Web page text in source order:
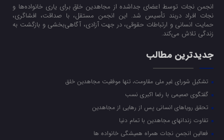
انجمن نجات توسط اعضای جداشده از مجاهدین خلق برای یاری خانواده‌ها و
نجات افراد دربند تأسیس شد. این انجمن مستقل، با صداقت، افشاگری،
حمایت انسانی و ارتباطات حقوقی، در جهت آزادی، آگاهی‌بخشی و بازگشت به
زندگی تلاش می‌کند.
جدیدترین مطالب
تشکیل شورای غیر ملی مقاومت، تنها موفقیت مجاهدین خلق
گفتگوی صمیمی با رضا اکبری نسب
تحقق رویاهای انسانی پس از رهایی از مجاهدین
تفاوت زندانهای مجاهدین با تمام دنیا
فعالین انجمن نجات همراه همیشگی خانواده ها